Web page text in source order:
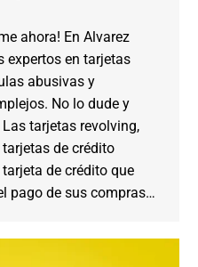
ahora! En Alvarez
expertos en tarjetas
abusivas y
No lo dude y
tarjetas revolving,
de crédito
de crédito que
pago de sus compras…